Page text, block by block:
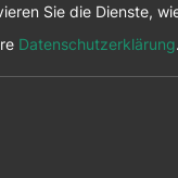
Sie die Dienste,
Datenschutzerklärung.